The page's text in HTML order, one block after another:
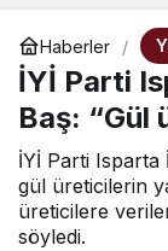
Haberler
İYİ Parti
Baş: “Gül
İYİ Parti Isparta
gül üreticilerin
üreticilere
söyledi.